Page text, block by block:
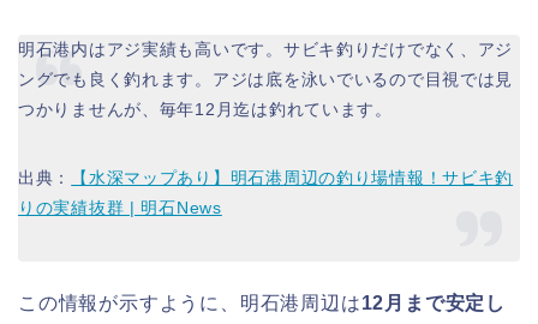
明石港内はアジ実績も高いです。サビキ釣りだけでなく、アジ
ングでも良く釣れます。アジは底を泳いでいるので目視では見
つかりませんが、毎年12月迄は釣れています。
出典：
【水深マップあり】明石港周辺の釣り場情報！サビキ釣
りの実績抜群 | 明石News
この情報が示すように、明石港周辺は12月まで安定し